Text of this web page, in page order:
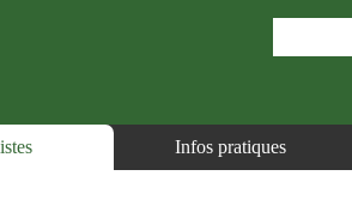
Infos pratiques